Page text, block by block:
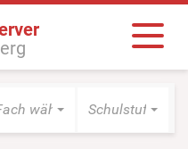
wählen Schulstufe